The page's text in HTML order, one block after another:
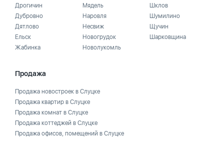
Дрогичин
Дубровно
Дятлово
Ельск
Жабинка
Мядель
Наровля
Несвиж
Новогрудок
Новолукомль
Шклов
Шумилино
Щучин
Шарковщина
Продажа
Продажа новостроек в Слуцке
Продажа квартир в Слуцке
Продажа комнат в Слуцке
Продажа коттеджей в Слуцке
Продажа офисов, помещений в Слуцке